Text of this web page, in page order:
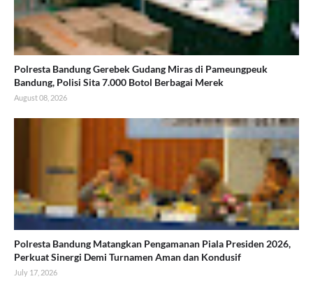
Polresta Bandung Gerebek Gudang Miras di Pameungpeuk
Bandung, Polisi Sita 7.000 Botol Berbagai Merek
August 08, 2026
Polresta Bandung Matangkan Pengamanan Piala Presiden 2026,
Perkuat Sinergi Demi Turnamen Aman dan Kondusif
July 17, 2026